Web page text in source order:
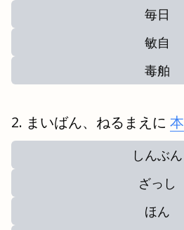
毎日
敏自
毒舶
まいばん、ねるまえに 本
しんぶん
ざっし
ほん